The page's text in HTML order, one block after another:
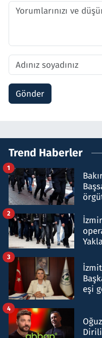
Gönder
Trend Haberler
1
2
eşi
3
4